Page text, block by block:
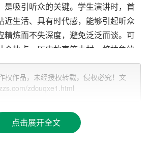
是吸引听众的关键。学生演讲时，首
近生活、具有时代感，能够引起听众
精炼而不失深度，避免泛泛而谈。可
会热点、历史故事等素材，将抽象的
说话，用数据支撑，使论点更加有
的逻辑性和条理性，确保每个部分都
，让听众清晰理解你的观点。
分明，引人入胜
晰的结构。一般而言，演讲应包括开
权作品，未经授权转载，侵权必究！文
zdcuqxe1.html
点击展开全文